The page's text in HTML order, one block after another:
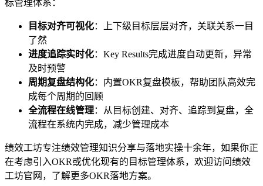
标管理体系：
目标对齐可视化：上下级目标层层对齐，关联关系一目
了然
进度追踪实时化：Key Results完成进度自动更新，异常
及时预警
周期复盘结构化：内置OKR复盘模板，帮助团队高效完
成每个周期的回顾
全流程在线管理：从目标创建、对齐、追踪到复盘，全
流程在系统内完成，减少管理成本
绩效工坊专注绩效管理知识分享与落地实操十余年，如果你正
在考虑引入OKR或优化现有的目标管理体系，欢迎访问绩效
工坊官网，了解更多OKR落地方案。